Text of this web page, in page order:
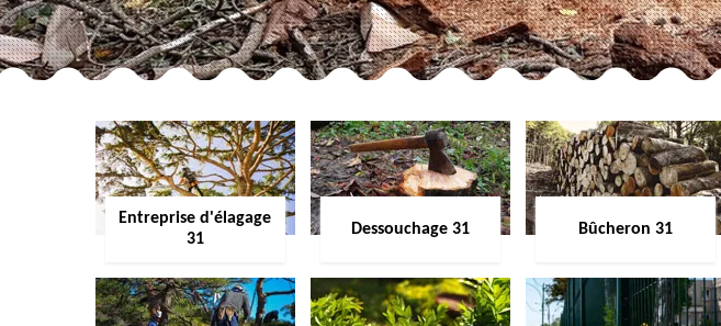
Entreprise d'élagage
31
Dessouchage 31 Bûcheron 31